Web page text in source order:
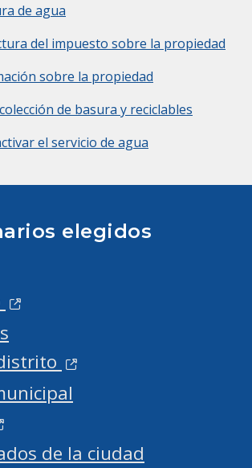
de agua
del impuesto sobre la propiedad
sobre la propiedad
de basura y reciclables
el servicio de agua
elegidos
de la ciudad